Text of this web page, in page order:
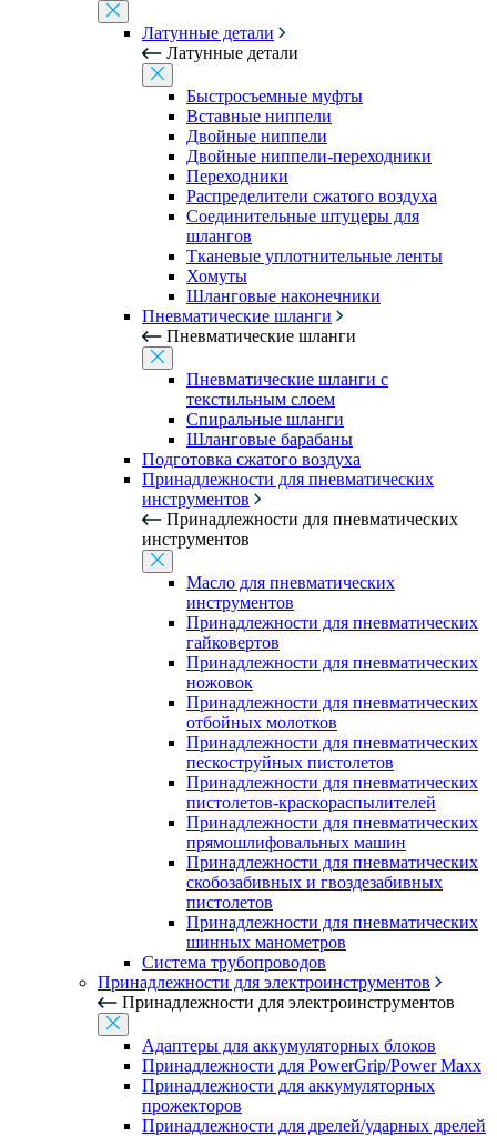
Латунные детали
Латунные детали
Быстросъемные муфты
Вставные ниппели
Двойные ниппели
Двойные ниппели-переходники
Переходники
Распределители сжатого воздуха
Соединительные штуцеры для
шлангов
Тканевые уплотнительные ленты
Хомуты
Шланговые наконечники
Пневматические шланги
Пневматические шланги
Пневматические шланги с
текстильным слоем
Спиральные шланги
Шланговые барабаны
Подготовка сжатого воздуха
Принадлежности для пневматических
инструментов
Принадлежности для пневматических
инструментов
Масло для пневматических
инструментов
Принадлежности для пневматических
гайковертов
Принадлежности для пневматических
ножовок
Принадлежности для пневматических
отбойных молотков
Принадлежности для пневматических
пескоструйных пистолетов
Принадлежности для пневматических
пистолетов-краскораспылителей
Принадлежности для пневматических
прямошлифовальных машин
Принадлежности для пневматических
скобозабивных и гвоздезабивных
пистолетов
Принадлежности для пневматических
шинных манометров
Система трубопроводов
Принадлежности для электроинструментов
Принадлежности для электроинструментов
Адаптеры для аккумуляторных блоков
Принадлежности для PowerGrip/Power Maxx
Принадлежности для аккумуляторных
прожекторов
Принадлежности для дрелей/ударных дрелей